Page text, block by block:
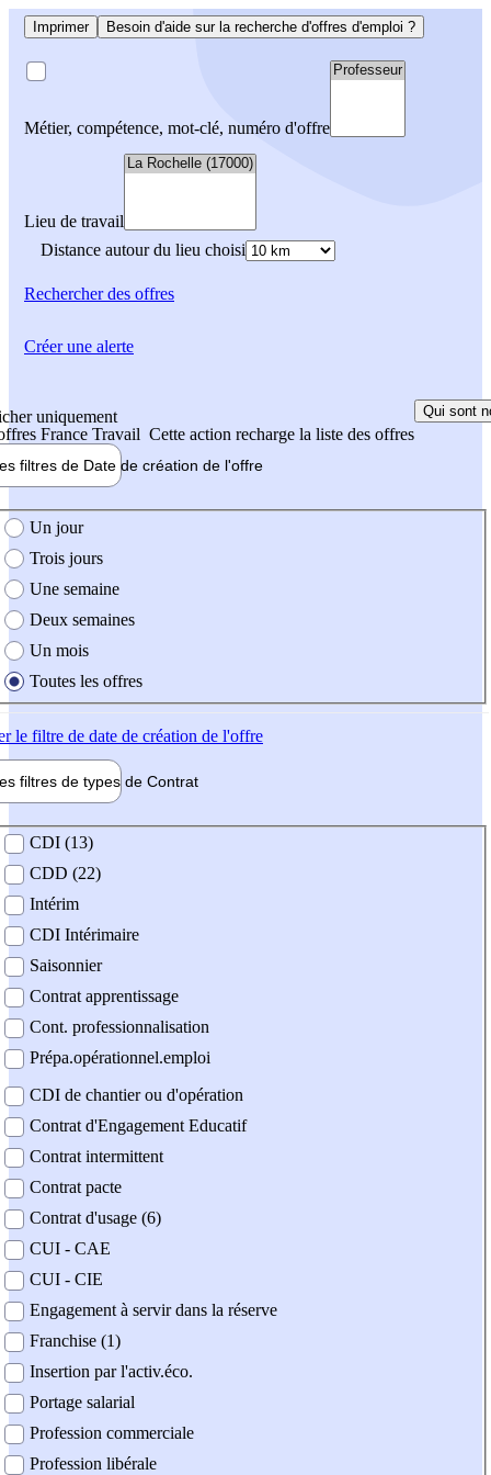
Imprimer Besoin d'aide sur la recherche d'offres d'emploi ?
Métier, compétence, mot-clé, numéro d'offre
Lieu de travail
Distance autour du lieu choisi
Rechercherdes offres
uniquement
France Travail Cette action recharge la liste des offres
Qui sont
filtres de Date de création de l'offre
création de l'offre
Un jour
Trois jours
Une semaine
Deux semaines
Un mois
Toutes les offres
le filtre de date de création de l'offre
filtres de types de Contrat
contrat
CDI (13)
CDD (22)
Intérim
CDI Intérimaire
Saisonnier
Contrat apprentissage
Cont. professionnalisation
Prépa.opérationnel.emploi
CDI de chantier ou d'opération
Contrat d'Engagement Educatif
Contrat intermittent
Contrat pacte
Contrat d'usage (6)
CUI - CAE
CUI - CIE
Engagement à servir dans la réserve
Franchise (1)
Insertion par l'activ.éco.
Portage salarial
Profession commerciale
Profession libérale
Créer une alerte